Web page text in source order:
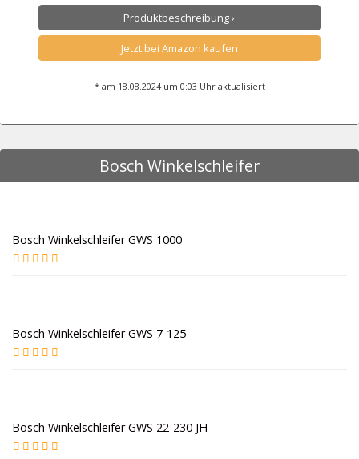
Produktbeschreibung ›
Jetzt bei Amazon kaufen
* am 18.08.2024 um 0:03 Uhr aktualisiert
Bosch Winkelschleifer
Bosch Winkelschleifer GWS 1000
Bosch Winkelschleifer GWS 7-125
Bosch Winkelschleifer GWS 22-230 JH